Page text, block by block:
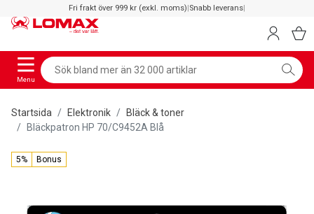
Fri frakt över 999 kr (exkl. moms)|Snabb leverans|
Menu
Startsida Elektronik
Bläck & toner
Bläckpatron HP 70/C9452A Blå
5% Bonus